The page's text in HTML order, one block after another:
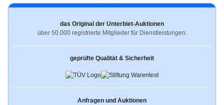
das Original der Unterbiet-Auktionen
über 50.000 registrierte Mitglieder für Dienstleistungen.
geprüfte Qualität & Sicherheit
Anfragen und Auktionen